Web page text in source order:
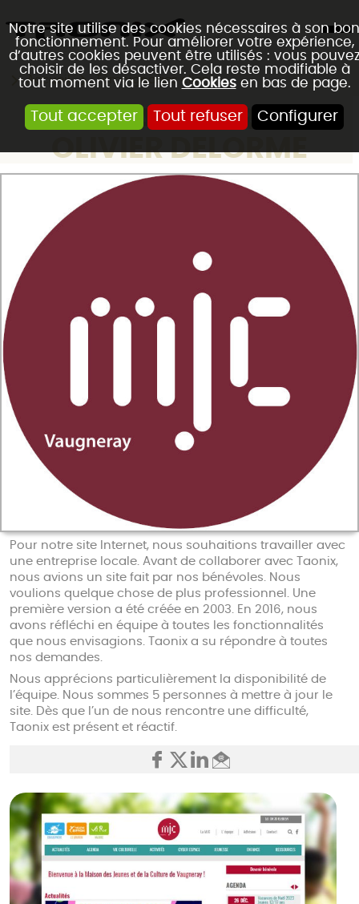
Notre site utilise des cookies nécessaires à son bon
fonctionnement. Pour améliorer votre expérience,
d’autres cookies peuvent être utilisés : vous
choisir de les désactiver. Cela reste modifiable à
tout moment via le lien Cookiesen bas de page.
Tout accepter Tout refuser Configurer
Accueil Témoignages client
MJC VAUGNERAY -
OLIVIER DELORME
Pour notre site Internet, nous souhaitions travailler avec
une entreprise locale. Avant de collaborer avec Taonix,
nous avions un site fait par nos bénévoles. Nous
voulions quelque chose de plus professionnel. Une
première version a été créée en 2003. En 2016, nous
avons réfléchi en équipe à toutes les fonctionnalités
que nous envisagions. Taonix a su répondre à toutes
nos demandes.
Nous apprécions particulièrement la disponibilité de
l’équipe. Nous sommes 5 personnes à mettre à jour le
site. Dès que l’un de nous rencontre une difficulté,
Taonix est présent et réactif.